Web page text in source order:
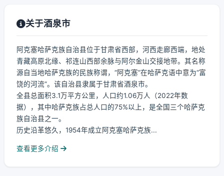
关于酒泉市
阿克塞哈萨克族自治县位于甘肃省西部，河西走廊西端，地处
青藏高原北缘、祁连山西部余脉与阿尔金山交接地带。其名称
源自当地哈萨克族的民族称谓，“阿克塞”在哈萨克语中意为“富
饶的河流”。该自治县隶属于甘肃省酒泉市。
全县总面积3.1万平方公里，人口约1.06万人（2022年数
据），其中哈萨克族占总人口的75%以上，是全国三个哈萨克
族自治县之一。
历史沿革悠久，1954年成立阿克塞哈萨克族...
查看更多介绍